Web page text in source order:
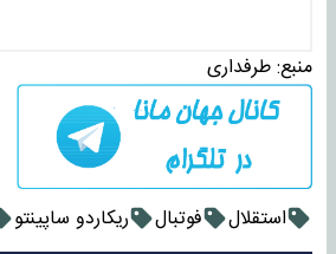
منبع:طرفداری
استقلال فوتبال ریکاردو ساپینتو